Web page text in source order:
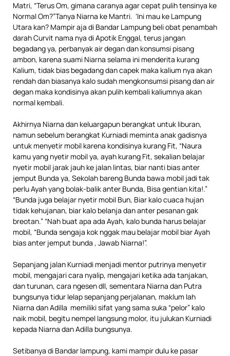
Matri, “Terus Om, gimana caranya agar cepat pulih tensinya ke
Normal Om?”Tanya Niarna ke Mantri. ‘Ini mau ke Lampung
Utara kan? Mampir aja di Bandar Lampung beli obat penambah
darah Curvit nama nya di Apotik Enggal, terus jangan
begadang ya, perbanyak air degan dan konsumsi pisang
ambon, karena suami Niarna selama ini menderita kurang
Kalium, tidak bias begadang dan capek maka kalium nya akan
rendah dan biasanya kalo sudah mengkonsumsi pisang dan air
degan maka kondisinya akan pulih kembali kaliumnya akan
normal kembali.
Akhirnya Niarna dan keluargapun berangkat untuk liburan,
namun sebelum berangkat Kurniadi meminta anak gadisnya
untuk menyetir mobil karena kondisinya kurang Fit, “Naura
kamu yang nyetir mobil ya, ayah kurang Fit, sekalian belajar
nyetir mobil jarak jauh ke jalan lintas, biar nanti bias anter
jemput Bunda ya, Sekolah bareng Bunda bawa mobil jadi tak
perlu Ayah yang bolak-balik anter Bunda, Bisa gentian kita!.”
“Bunda juga belajar nyetir mobil Bun, Biar kalo cuaca hujan
tidak kehujanan, biar kalo belanja dan anter pesanan gak
breotan.” “Nah buat apa ada Ayah, kalo bunda harus belajar
mobil, “Bunda sengaja kok nggak mau belajar mobil biar Ayah
bias anter jemput bunda , Jawab Niarna!”.
Sepanjang jalan Kurniadi menjadi mentor putrinya menyetir
mobil, mengajari cara nyalip, mengajari ketika ada tanjakan,
dan turunan, cara ngesen dll, sementara Niarna dan Putra
bungsunya tidur lelap sepanjang perjalanan, maklum lah
Niarna dan Adilla memiliki sifat yang sama suka “pelor” kalo
naik mobil, begitu nempel langsung molor, itu julukan Kurniadi
kepada Niarna dan Adilla bungsunya.
Setibanya di Bandar lampung, kami mampir dulu ke pasar